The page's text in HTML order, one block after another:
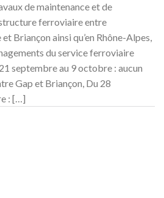
de maintenance et de
ferroviaire entre
Briançon ainsi qu’en Rhône-Alpes,
du service ferroviaire
septembre au 9 octobre : aucun
Gap et Briançon, Du 28
: […]